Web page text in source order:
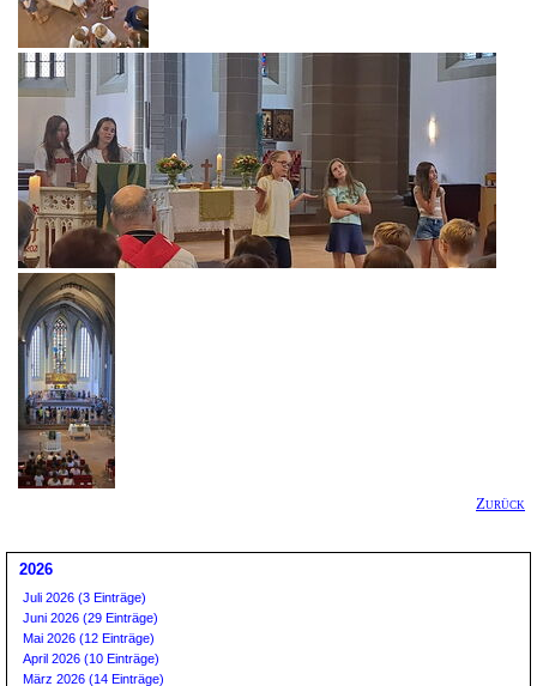
Zurück
2026
Juli 2026 (3 Einträge)
Juni 2026 (29 Einträge)
Mai 2026 (12 Einträge)
April 2026 (10 Einträge)
März 2026 (14 Einträge)